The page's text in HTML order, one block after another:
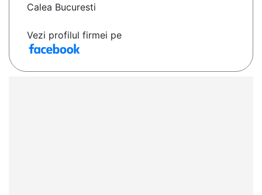
Calea Bucuresti
Vezi profilul firmei pe